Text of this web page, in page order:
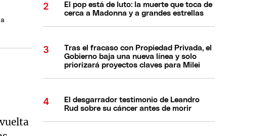
El pop está de luto: la muerte que toca de
cerca a Madonna y a grandes estrellas
Tras el fracaso con Propiedad Privada, el
Gobierno baja una nueva línea y solo
priorizará proyectos claves para Milei
El desgarrador testimonio de Leandro
Rud sobre su cáncer antes de morir